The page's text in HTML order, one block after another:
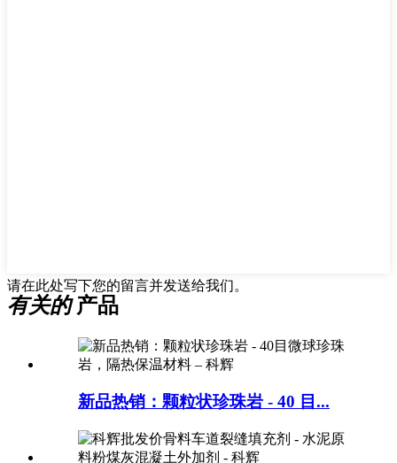
请在此处写下您的留言并发送给我们。
有关的产品
新品热销：颗粒状珍珠岩 - 40 目...